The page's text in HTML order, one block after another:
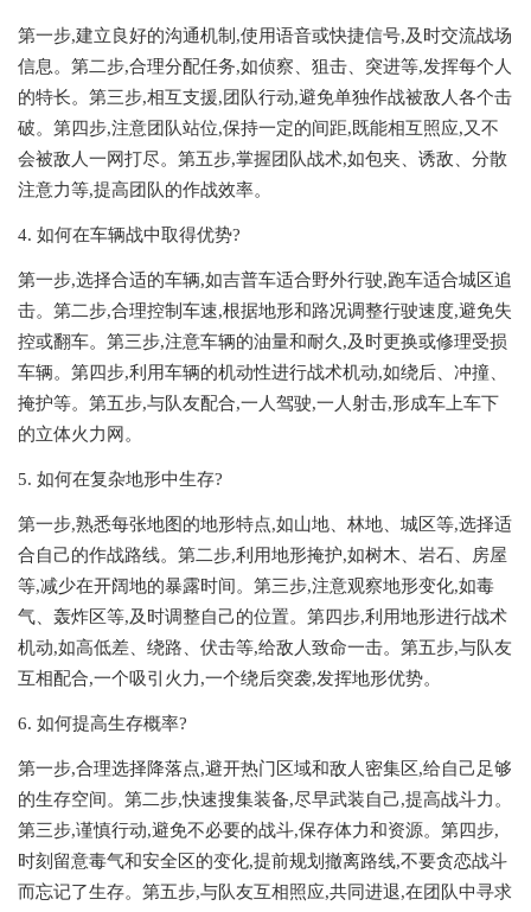
第一步,建立良好的沟通机制,使用语音或快捷信号,及时交流战场
信息。第二步,合理分配任务,如侦察、狙击、突进等,发挥每个人
的特长。第三步,相互支援,团队行动,避免单独作战被敌人各个击
破。第四步,注意团队站位,保持一定的间距,既能相互照应,又不
会被敌人一网打尽。第五步,掌握团队战术,如包夹、诱敌、分散
注意力等,提高团队的作战效率。
4. 如何在车辆战中取得优势?
第一步,选择合适的车辆,如吉普车适合野外行驶,跑车适合城区追
击。第二步,合理控制车速,根据地形和路况调整行驶速度,避免失
控或翻车。第三步,注意车辆的油量和耐久,及时更换或修理受损
车辆。第四步,利用车辆的机动性进行战术机动,如绕后、冲撞、
掩护等。第五步,与队友配合,一人驾驶,一人射击,形成车上车下
的立体火力网。
5. 如何在复杂地形中生存?
第一步,熟悉每张地图的地形特点,如山地、林地、城区等,选择适
合自己的作战路线。第二步,利用地形掩护,如树木、岩石、房屋
等,减少在开阔地的暴露时间。第三步,注意观察地形变化,如毒
气、轰炸区等,及时调整自己的位置。第四步,利用地形进行战术
机动,如高低差、绕路、伏击等,给敌人致命一击。第五步,与队友
互相配合,一个吸引火力,一个绕后突袭,发挥地形优势。
6. 如何提高生存概率?
第一步,合理选择降落点,避开热门区域和敌人密集区,给自己足够
的生存空间。第二步,快速搜集装备,尽早武装自己,提高战斗力。
第三步,谨慎行动,避免不必要的战斗,保存体力和资源。第四步,
时刻留意毒气和安全区的变化,提前规划撤离路线,不要贪恋战斗
而忘记了生存。第五步,与队友互相照应,共同进退,在团队中寻求